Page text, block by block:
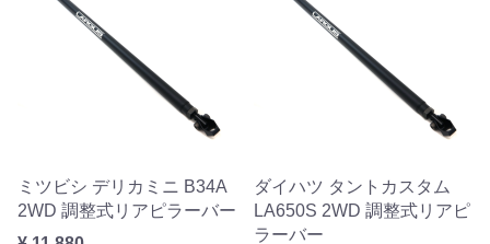
ミツビシ デリカミニ B34A
2WD 調整式リアピラーバー
ダイハツ タントカスタム
LA650S 2WD 調整式リアピ
ラーバー